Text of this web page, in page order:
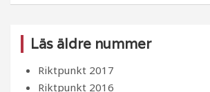
Läs äldre nummer
Riktpunkt 2017
Riktpunkt 2016